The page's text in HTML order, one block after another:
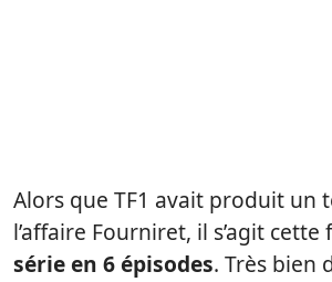
Alors que TF1 avait produit un
l’affaire Fourniret, il s’agit cette
série en 6 épisodes. Très bien